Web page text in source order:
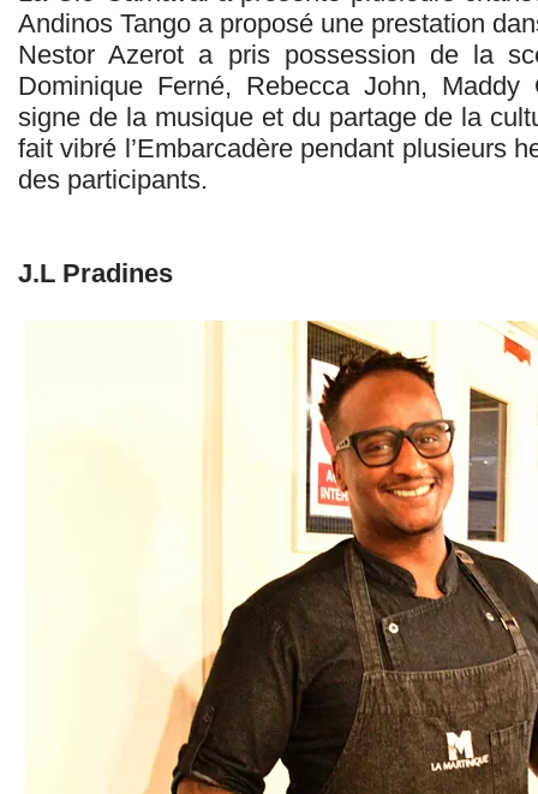
Andinos Tango a proposé une prestation
Nestor Azerot a pris possession de la
Dominique Ferné, Rebecca John,
signe de la musique et du partage de la
fait vibré l’Embarcadère pendant plusieurs
des participants.
J.L Pradines